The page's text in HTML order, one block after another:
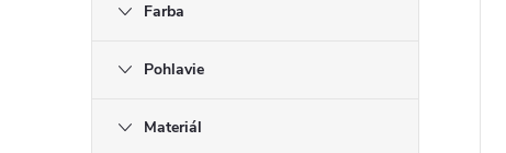
Farba
Pohlavie
Materiál